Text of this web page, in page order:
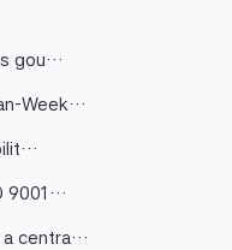
gou…
Week…
9001…
a centra…